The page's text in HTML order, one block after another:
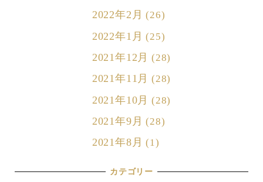
2022年2月 (26)
2022年1月 (25)
2021年12月 (28)
2021年11月 (28)
2021年10月 (28)
2021年9月 (28)
2021年8月 (1)
カテゴリー